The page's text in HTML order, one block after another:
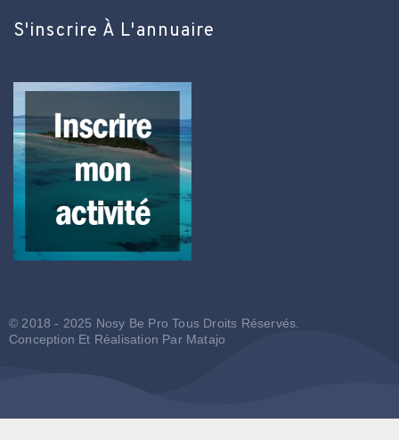
S'inscrire À L'annuaire
© 2018 - 2025 Nosy Be Pro Tous Droits Réservés.
Conception Et Réalisation Par Matajo